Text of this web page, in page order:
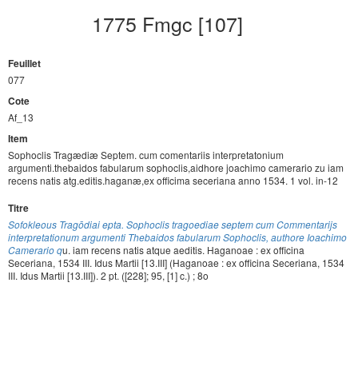
1775 Fmgc [107]
Feuillet
077
Cote
Af_13
Item
Sophoclis Tragædiæ Septem. cum comentariis interpretatonium
argumenti.thebaidos fabularum sophoclis,aidhore joachimo camerario zu iam
recens natis atg.editis.haganæ,ex officima seceriana anno 1534. 1 vol. in-12
Titre
Sofokleous Tragōdiai epta. Sophoclis tragoediae septem cum Commentarijs
interpretationum argumenti Thebaidos fabularum Sophoclis, authore Ioachimo
Camerario qu. iam recens natis atque aeditis. Haganoae : ex officina
Seceriana, 1534 III. Idus Martii [13.III] (Haganoae : ex officina Seceriana, 1534
III. Idus Martii [13.III]). 2 pt. ([228]; 95, [1] c.) ; 8o